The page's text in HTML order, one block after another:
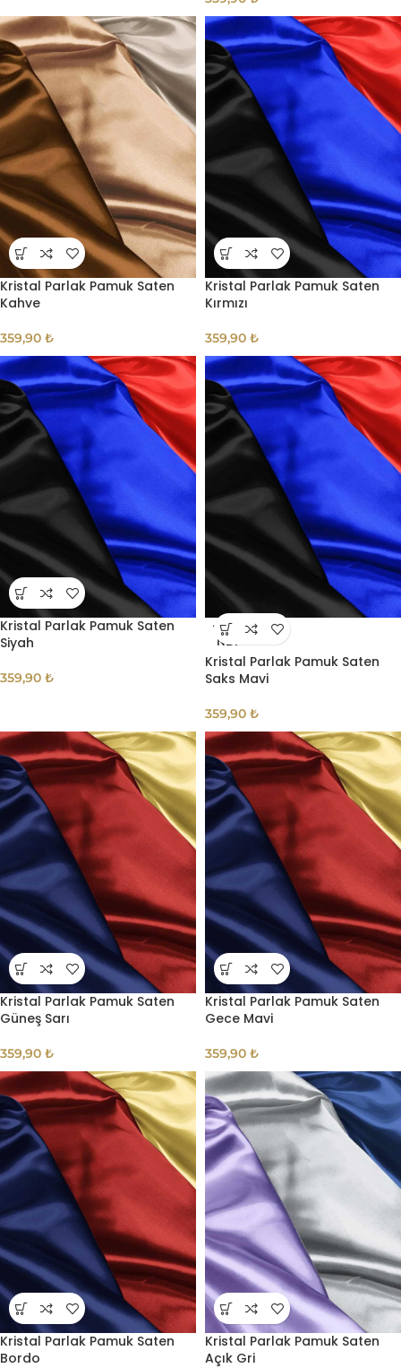
Kristal Parlak Pamuk Saten
Kahve
359,90 ₺
Kristal Parlak Pamuk Saten
Kırmızı
359,90 ₺
Kristal Parlak Pamuk Saten
Siyah
359,90 ₺
TÜKE
NDI
Kristal Parlak Pamuk Saten
Saks Mavi
359,90 ₺
Kristal Parlak Pamuk Saten
Güneş Sarı
359,90 ₺
Kristal Parlak Pamuk Saten
Gece Mavi
359,90 ₺
Kristal Parlak Pamuk Saten
Bordo
Kristal Parlak Pamuk Saten
Açık Gri